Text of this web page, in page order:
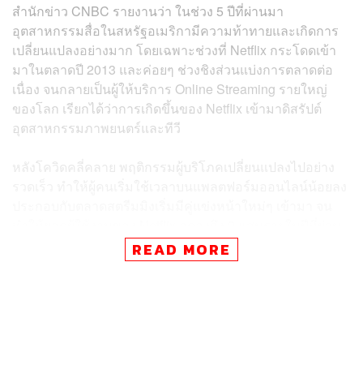
สำนักข่าว CNBC รายงานว่า ในช่วง 5 ปีที่ผ่านมา
อุตสาหกรรมสื่อในสหรัฐอเมริกามีความท้าทายและเกิดการ
เปลี่ยนแปลงอย่างมาก โดยเฉพาะช่วงที่ Netflix กระโดดเข้า
มาในตลาดปี 2013 และค่อยๆ ช่วงชิงส่วนแบ่งการตลาดต่อ
เนื่อง จนกลายเป็นผู้ให้บริการ Online Streaming รายใหญ่
ของโลก เรียกได้ว่าการเกิดขึ้นของ Netflix เข้ามาดิสรัปต์
อุตสาหกรรมภาพยนตร์และทีวี
หลังโควิดคลี่คลาย พฤติกรรมผู้บริโภคเปลี่ยนแปลงไปอย่าง
READ MORE